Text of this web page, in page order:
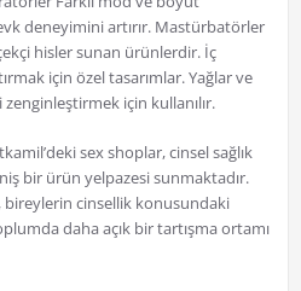
deneyimini artırır. Mastürbatörler
hisler sunan ürünlerdir. İç
için özel tasarımlar. Yağlar ve
için kullanılır.
sex shoplar, cinsel sağlık
bir ürün yelpazesi sunmaktadır.
cinsellik konusundaki
daha açık bir tartışma ortamı